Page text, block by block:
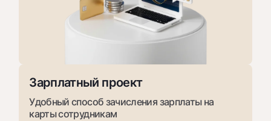
Зарплатный проект
Удобный способ зачисления зарплаты на
карты сотрудникам